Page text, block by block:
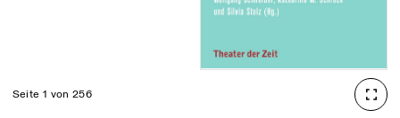
Seite 1 von 256